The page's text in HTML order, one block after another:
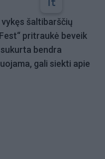
šaltibarščių
pritraukė beveik
bendra
gali siekti apie